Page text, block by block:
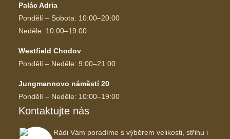
Palác Adria
Pondělí – Sobota: 10:00–20:00
Neděle: 10:00–19:00
Westfield Chodov
Pondělí – Neděle: 9:00–21:00
Jungmannovo náměstí 20
Pondělí – Neděle: 10:00–19:00
Kontaktujte nás
Rádi Vám poradíme s výběrem velikosti, střihu i